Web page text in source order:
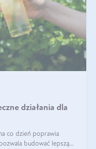
działania dla
co dzień poprawia
budować lepszą